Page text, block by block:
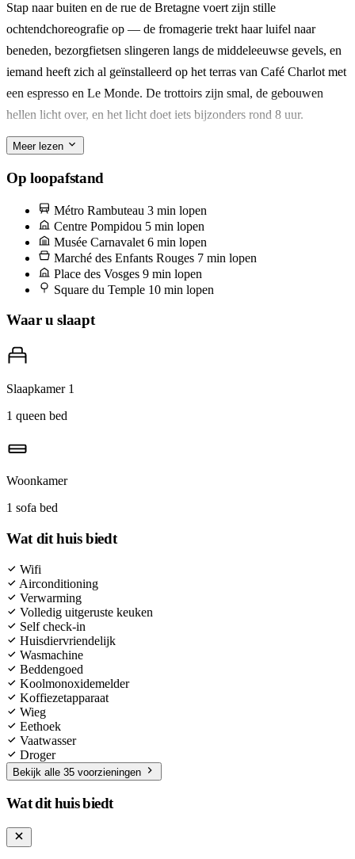
Rue de Turenne, the falafel queue on Rue des Rosiers — unfolds
from there.
Made for a couple, or four friends with a sofa bed in play. What
stays with you is the calm: a designed, grown-up flat in a
neighbourhood that rarely sits still.
Stap naar buiten en de rue de Bretagne voert zijn stille
ochtendchoreografie op — de fromagerie trekt haar luifel naar
beneden, bezorgfietsen slingeren langs de middeleeuwse gevels, en
iemand heeft zich al geïnstalleerd op het terras van Café Charlot met
een espresso en Le Monde. De trottoirs zijn smal, de gebouwen
hellen licht over, en het licht doet iets bijzonders rond 8 uur.
Twee minuten naar het noorden ligt de Marché des Enfants Rouges,
de oudste overdekte markt van Parijs, al open sinds 1615. Ga voor
op een gedeelde houten bank. Zaterdagmiddagen zijn chaos op de
beste manier; dinsdagochtenden ben je er alleen met de
marktkooplieden.
Meer lezen
Op loopafstand
Métro Rambuteau 3 min lopen
Centre Pompidou 5 min lopen
Musée Carnavalet 6 min lopen
Marché des Enfants Rouges 7 min lopen
Place des Vosges 9 min lopen
Square du Temple 10 min lopen
Waar u slaapt
Slaapkamer 1
1 queen bed
Woonkamer
1 sofa bed
Wat dit huis biedt
Wifi
Airconditioning
Verwarming
Volledig uitgeruste keuken
Self check-in
Huisdiervriendelijk
Wasmachine
Beddengoed
Koolmonoxidemelder
Koffiezetapparaat
Wieg
Eethoek
Vaatwasser
Droger
Bekijk alle 35 voorzieningen
Wat dit huis biedt